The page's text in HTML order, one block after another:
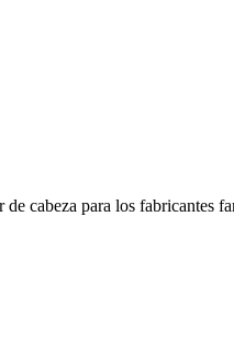
cabeza para los fabricantes